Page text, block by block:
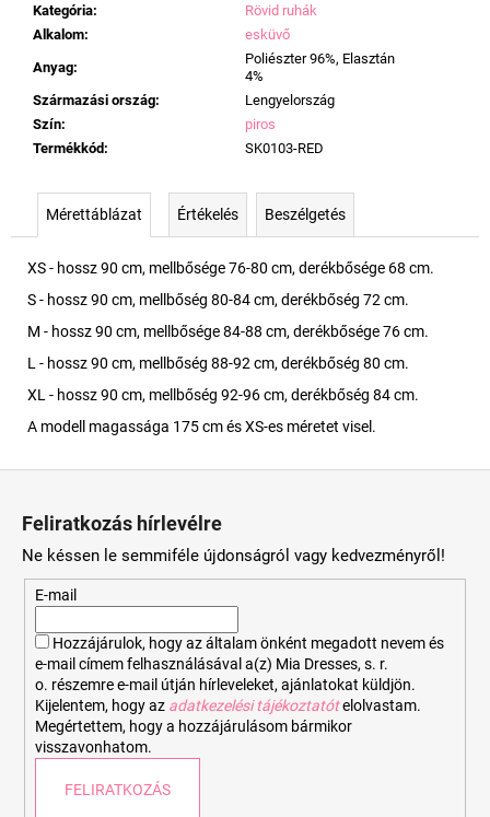
Kategória:
Rövid ruhák
Alkalom:
esküvő
Anyag:
Poliészter 96%, Elasztán
4%
Származási ország:
Lengyelország
Szín:
piros
Termékkód : SK0103-RED
Mérettáblázat Értékelés Beszélgetés
XS - hossz 90 cm, mellbősége 76-80 cm, derékbősége 68 cm.
S - hossz 90 cm, mellbőség 80-84 cm, derékbőség 72 cm.
M - hossz 90 cm, mellbősége 84-88 cm, derékbősége 76 cm.
L - hossz 90 cm, mellbőség 88-92 cm, derékbőség 80 cm.
XL - hossz 90 cm, mellbőség 92-96 cm, derékbőség 84 cm.
A modell magassága 175 cm és XS-es méretet visel.
Feliratkozás hírlevélre
Ne késsen le semmiféle újdonságról vagy kedvezményről!
E-mail
Hozzájárulok, hogy az általam önként megadott nevem és
e-mail címem felhasználásával a(z) Mia Dresses, s. r.
o. részemre e-mail útján hírleveleket, ajánlatokat küldjön.
Kijelentem, hogy az adatkezelési tájékoztatót elolvastam.
Megértettem, hogy a hozzájárulásom bármikor
visszavonhatom.
FELIRATKOZÁS